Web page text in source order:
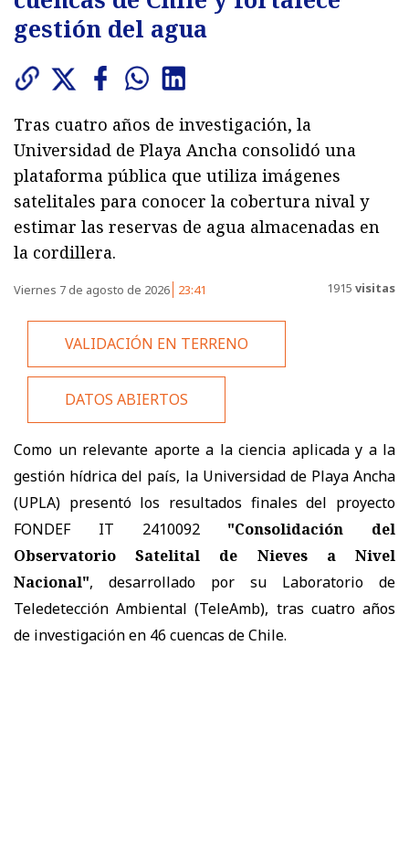
gestión del agua
Tras cuatro años de investigación, la
Universidad de Playa Ancha consolidó una
plataforma pública que utiliza imágenes
satelitales para conocer la cobertura nival y
estimar las reservas de agua almacenadas en
la cordillera.
Viernes 7 de agosto de 2026 23:41 1915 visitas
VALIDACIÓN EN TERRENO
DATOS ABIERTOS
Como un relevante aporte a la ciencia aplicada y a la
gestión hídrica del país, la Universidad de Playa Ancha
(UPLA) presentó los resultados finales del proyecto
FONDEF IT 2410092
"Consolidación del
Observatorio Satelital de Nieves a Nivel
Nacional", desarrollado por su Laboratorio de
Teledetección Ambiental (TeleAmb), tras cuatro años
de investigación en 46 cuencas de Chile.